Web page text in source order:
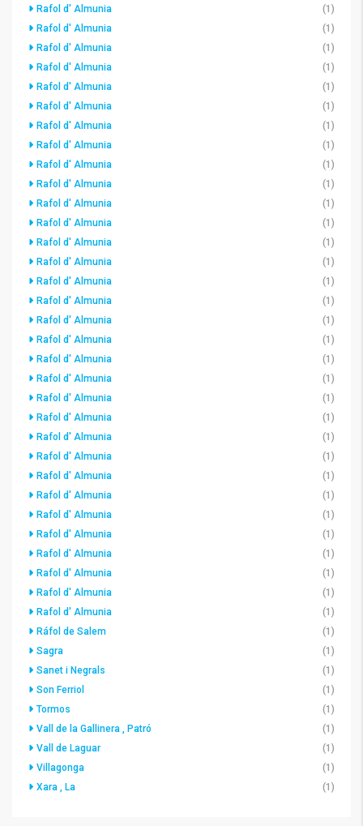
Rafol d' Almunia
(1)
Rafol d' Almunia
(1)
Rafol d' Almunia
(1)
Rafol d' Almunia
(1)
Rafol d' Almunia
(1)
Rafol d' Almunia
(1)
Rafol d' Almunia
(1)
Rafol d' Almunia
(1)
Rafol d' Almunia
(1)
Rafol d' Almunia
(1)
Rafol d' Almunia
(1)
Rafol d' Almunia
(1)
Rafol d' Almunia
(1)
Rafol d' Almunia
(1)
Rafol d' Almunia
(1)
Rafol d' Almunia
(1)
Rafol d' Almunia
(1)
Rafol d' Almunia
(1)
Rafol d' Almunia
(1)
Rafol d' Almunia
(1)
Rafol d' Almunia
(1)
Rafol d' Almunia
(1)
Rafol d' Almunia
(1)
Rafol d' Almunia
(1)
Rafol d' Almunia
(1)
Rafol d' Almunia
(1)
Rafol d' Almunia
(1)
Rafol d' Almunia
(1)
Rafol d' Almunia
(1)
Rafol d' Almunia
(1)
Rafol d' Almunia
(1)
Rafol d' Almunia
(1)
Ráfol de Salem
(1)
Sagra
(1)
Sanet i Negrals
(1)
Son Ferriol
(1)
Tormos
(1)
Vall de la Gallinera , Patró
(1)
Vall de Laguar
(1)
Villagonga
(1)
Xara , La
(1)